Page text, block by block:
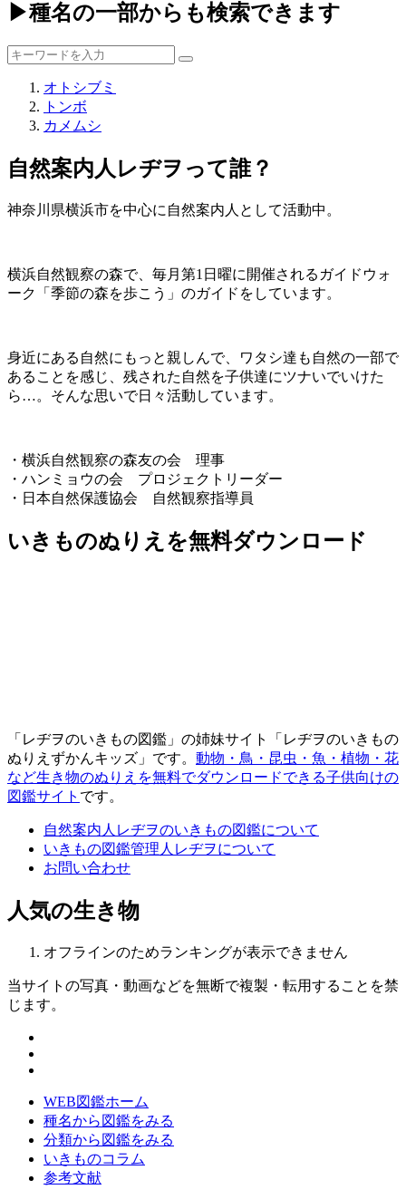
▶種名の一部からも検索できます
オトシブミ
トンボ
カメムシ
自然案内人レヂヲって誰？
神奈川県横浜市を中心に自然案内人として活動中。
横浜自然観察の森で、毎月第1日曜に開催されるガイドウォ
ーク「季節の森を歩こう」のガイドをしています。
身近にある自然にもっと親しんで、ワタシ達も自然の一部で
あることを感じ、残された自然を子供達にツナいでいけた
ら…。そんな思いで日々活動しています。
・横浜自然観察の森友の会 理事
・ハンミョウの会 プロジェクトリーダー
・日本自然保護協会 自然観察指導員
いきものぬりえを無料ダウンロード
「レヂヲのいきもの図鑑」の姉妹サイト「レヂヲのいきもの
ぬりえずかんキッズ」です。 動物・鳥・昆虫・魚・植物・花
など生き物のぬりえを無料でダウンロードできる子供向けの
図鑑サイト です。
自然案内人レヂヲのいきもの図鑑について
いきもの図鑑管理人レヂヲについて
お問い合わせ
人気の生き物
オフラインのためランキングが表示できません
当サイトの写真・動画などを無断で複製・転用することを禁
じます。
WEB図鑑ホーム
種名から図鑑をみる
分類から図鑑をみる
いきものコラム
参考文献